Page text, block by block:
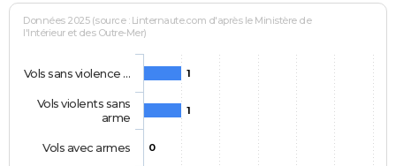
Données 2025 (source : Linternaute.com d'après le Ministère de
l'Intérieur et des Outre-Mer)
1
1
0
Vols sans violence …
Vols violents sans
arme
Vols avec armes